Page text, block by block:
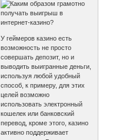
У геймеров казино есть
возможность не просто
совершать депозит, но и
выводить выигранные деньги,
используя любой удобный
способ, к примеру, для этих
целей возможно
использовать электронный
кошелек или банковский
перевод, кроме этого, казино
активно поддерживает